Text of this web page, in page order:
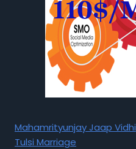
Mahamrityunjay Jaap Vidhi
Tulsi Marriage